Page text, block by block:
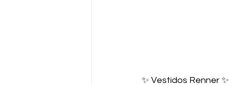
✨ Vestidos Renner ✨